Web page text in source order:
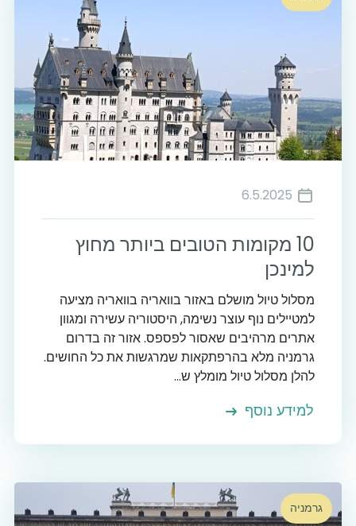
6.5.2025
10 מקומות הטובים ביותר מחוץ
למינכן
מסלול טיול מושלם באזור בוואריה בוואריה מציעה
למטיילים נוף עוצר נשימה, היסטוריה עשירה ומגוון
אתרים מרהיבים שאסור לפספס. אזור זה בדרום
גרמניה מלא בהרפתקאות שמרגשות את כל החושים.
להלן מסלול טיול מומלץ ש...
למידע נוסף
גרמניה